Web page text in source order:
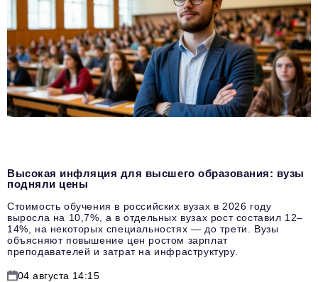
Высокая инфляция для высшего образования: вузы
подняли цены
Стоимость обучения в российских вузах в 2026 году
выросла на 10,7%, а в отдельных вузах рост составил 12–
14%, на некоторых специальностях — до трети. Вузы
объясняют повышение цен ростом зарплат
преподавателей и затрат на инфраструктуру.
04 августа 14:15